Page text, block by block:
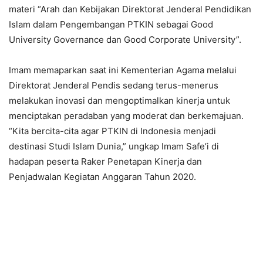
materi “Arah dan Kebijakan Direktorat Jenderal Pendidikan
Islam dalam Pengembangan PTKIN sebagai Good
University Governance dan Good Corporate University”.
Imam memaparkan saat ini Kementerian Agama melalui
Direktorat Jenderal Pendis sedang terus-menerus
melakukan inovasi dan mengoptimalkan kinerja untuk
menciptakan peradaban yang moderat dan berkemajuan.
“Kita bercita-cita agar PTKIN di Indonesia menjadi
destinasi Studi Islam Dunia,” ungkap Imam Safe’i di
hadapan peserta Raker Penetapan Kinerja dan
Penjadwalan Kegiatan Anggaran Tahun 2020.